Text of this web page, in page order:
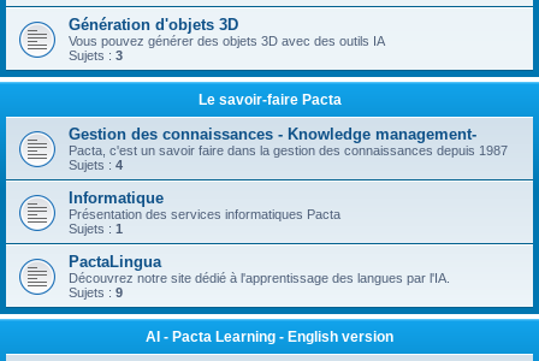
Génération d'objets 3D
Vous pouvez générer des objets 3D avec des outils IA
Sujets : 3
Le savoir-faire Pacta
Gestion des connaissances - Knowledge management-
Pacta, c'est un savoir faire dans la gestion des connaissances depuis 1987
Sujets : 4
Informatique
Présentation des services informatiques Pacta
Sujets : 1
PactaLingua
Découvrez notre site dédié à l'apprentissage des langues par l'IA.
Sujets : 9
AI - Pacta Learning - English version